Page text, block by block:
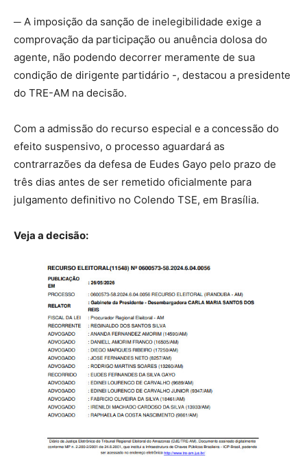
─ A imposição da sanção de inelegibilidade exige a
comprovação da participação ou anuência dolosa do
agente, não podendo decorrer meramente de sua
condição de dirigente partidário -, destacou a presidente
do TRE-AM na decisão.
Com a admissão do recurso especial e a concessão do
efeito suspensivo, o processo aguardará as
contrarrazões da defesa de Eudes Gayo pelo prazo de
três dias antes de ser remetido oficialmente para
julgamento definitivo no Colendo TSE, em Brasília.
Veja a decisão: